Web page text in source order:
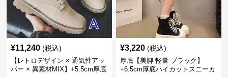
¥11,240 (税込)
【レトロデザイン × 通気性アッ
パー × 異素材MIX】+5.5cm厚底
¥3,220 (税込)
厚底【美脚 軽量 ブラック】
+6.5cm厚底ハイカットスニーカ